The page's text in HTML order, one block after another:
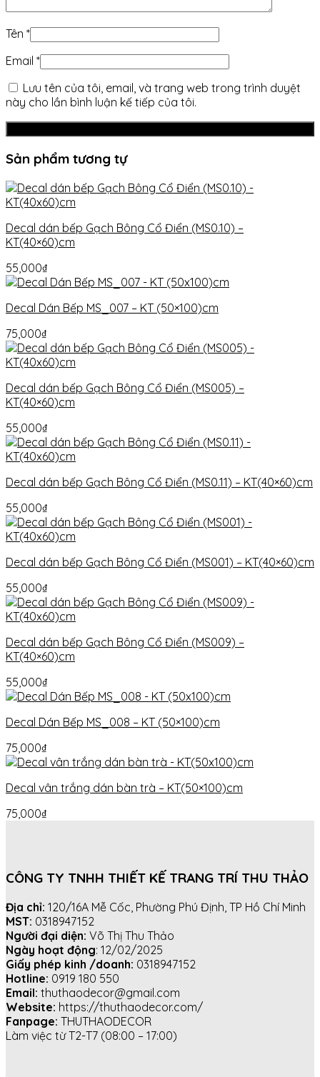
Tên *
Email *
Lưu tên của tôi, email, và trang web trong trình duyệt
này cho lần bình luận kế tiếp của tôi.
Sản phẩm tương tự
Decal dán bếp Gạch Bông Cổ Điển (MS0.10) –
KT(40×60)cm
55,000₫
Decal Dán Bếp MS_007 – KT (50×100)cm
75,000₫
Decal dán bếp Gạch Bông Cổ Điển (MS005) –
KT(40×60)cm
55,000₫
Decal dán bếp Gạch Bông Cổ Điển (MS0.11) – KT(40×60)cm
55,000₫
Decal dán bếp Gạch Bông Cổ Điển (MS001) – KT(40×60)cm
55,000₫
Decal dán bếp Gạch Bông Cổ Điển (MS009) –
KT(40×60)cm
55,000₫
Decal Dán Bếp MS_008 – KT (50×100)cm
75,000₫
Decal vân trắng dán bàn trà – KT(50×100)cm
75,000₫
CÔNG TY TNHH THIẾT KẾ TRANG TRÍ THU THẢO
Địa chỉ: 120/16A Mễ Cốc, Phường Phú Định, TP Hồ Chí Minh
MST: 0318947152
Người đại diện: Võ Thị Thu Thảo
Ngày hoạt động: 12/02/2025
Giấy phép kinh /doanh: 0318947152
Hotline: 0919 180 550
Email: thuthaodecor@gmail.com
Website: https://thuthaodecor.com/
Fanpage: THUTHAODECOR
Làm việc từ T2-T7 (08:00 – 17:00)